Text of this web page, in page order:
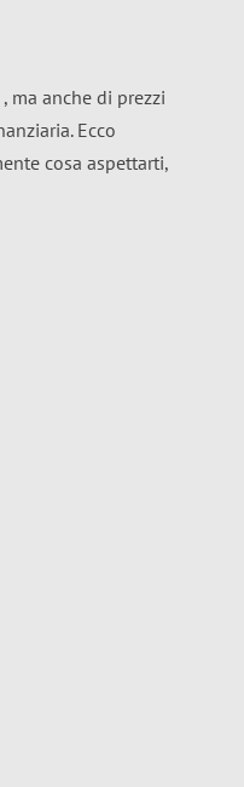
, ma anche di prezzi
Ecco
cosa aspettarti,